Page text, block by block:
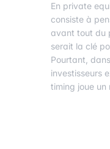
En private
consiste à
avant tout du
serait la clé
Pourtant,
investisseurs
timing joue un